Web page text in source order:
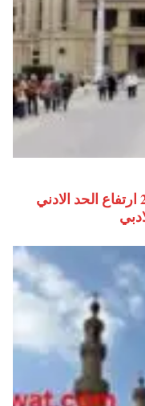
مؤشرات تنسيق الثانوية العامة 2027 ارتفاع الحد الادني